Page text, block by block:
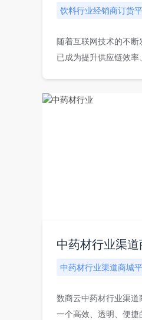
饮料行业经销商订货
随着互联网技术的不
已成为提升供应链效
中药材行业渠
中药材行业渠道商城
数商云中药材行业渠
一个高效、透明、便